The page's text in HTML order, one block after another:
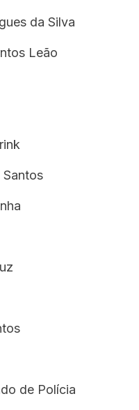
da Silva
Leão
de Polícia